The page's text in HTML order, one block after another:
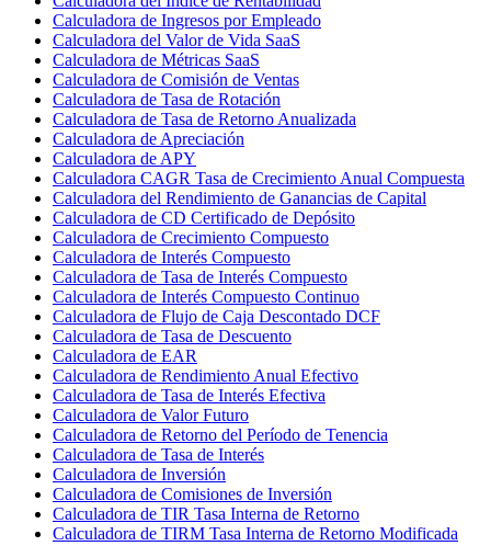
Calculadora de Ingresos por Empleado
Calculadora del Valor de Vida SaaS
Calculadora de Métricas SaaS
Calculadora de Comisión de Ventas
Calculadora de Tasa de Rotación
Calculadora de Tasa de Retorno Anualizada
Calculadora de Apreciación
Calculadora de APY
Calculadora CAGR Tasa de Crecimiento Anual Compuesta
Calculadora del Rendimiento de Ganancias de Capital
Calculadora de CD Certificado de Depósito
Calculadora de Crecimiento Compuesto
Calculadora de Interés Compuesto
Calculadora de Tasa de Interés Compuesto
Calculadora de Interés Compuesto Continuo
Calculadora de Flujo de Caja Descontado DCF
Calculadora de Tasa de Descuento
Calculadora de EAR
Calculadora de Rendimiento Anual Efectivo
Calculadora de Tasa de Interés Efectiva
Calculadora de Valor Futuro
Calculadora de Retorno del Período de Tenencia
Calculadora de Tasa de Interés
Calculadora de Inversión
Calculadora de Comisiones de Inversión
Calculadora de TIR Tasa Interna de Retorno
Calculadora de TIRM Tasa Interna de Retorno Modificada